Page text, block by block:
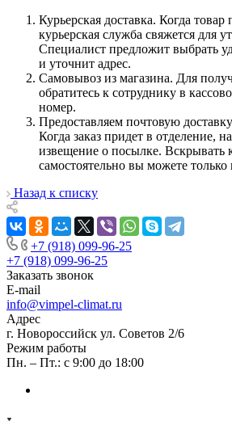
Курьерская доставка. Когда товар
курьерская служба свяжется для
Специалист предложит выбрать
и уточнит адрес.
Самовывоз из магазина. Для
обратитесь к сотруднику в
номер.
Предоставляем почтовую
Когда заказ придет в отделение,
извещение о посылке. Вскрывать
самостоятельно вы можете только
Назад к списку
+7 (918) 099-96-25
+7 (918) 099-96-25
Заказать звонок
E-mail
info@vimpel-climat.ru
Адрес
г. Новороссийск ул. Советов 2/6
Режим работы
Пн. – Пт.: с 9:00 до 18:00